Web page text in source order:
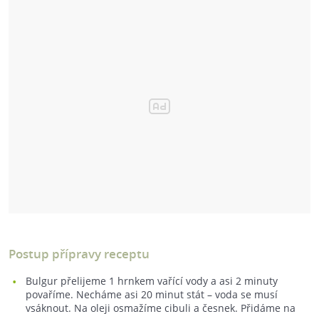
Postup přípravy receptu
Bulgur přelijeme 1 hrnkem vařící vody a asi 2 minuty
povaříme. Necháme asi 20 minut stát –⁠ voda se musí
vsáknout. Na oleji osmažíme cibuli a česnek. Přidáme na